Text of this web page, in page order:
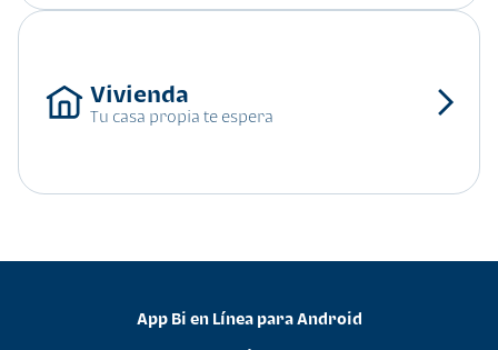
Tu casa propia te espera
App Bi en Línea para Android